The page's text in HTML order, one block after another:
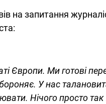
на запитання
Європи. Ми готові
У нас
Нічого просто